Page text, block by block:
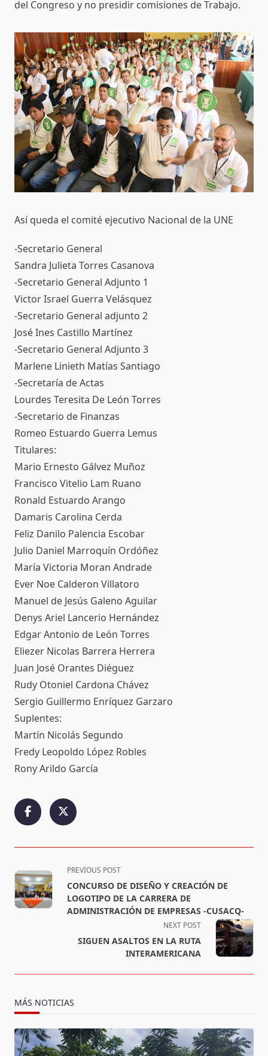
del Congreso y no presidir comisiones de Trabajo.
Así queda el comité ejecutivo Nacional de la UNE
-Secretario General
Sandra Julieta Torres Casanova
-Secretario General Adjunto 1
Victor Israel Guerra Velásquez
-Secretario General adjunto 2
José Ines Castillo Martínez
-Secretario General Adjunto 3
Marlene Linieth Matías Santiago
-Secretaría de Actas
Lourdes Teresita De León Torres
-Secretario de Finanzas
Romeo Estuardo Guerra Lemus
Titulares:
Mario Ernesto Gálvez Muñoz
Francisco Vitelio Lam Ruano
Ronald Estuardo Arango
Damaris Carolina Cerda
Feliz Danilo Palencia Escobar
Julio Daniel Marroquín Ordóñez
María Victoria Moran Andrade
Ever Noe Calderon Villatoro
Manuel de Jesús Galeno Aguilar
Denys Ariel Lancerio Hernández
Edgar Antonio de León Torres
Eliezer Nicolas Barrera Herrera
Juan José Orantes Diéguez
Rudy Otoniel Cardona Chávez
Sergio Guillermo Enríquez Garzaro
Suplentes:
Martín Nicolás Segundo
Fredy Leopoldo López Robles
Rony Arildo García
<span
class="nav-
subtitle
screen-
text">Page</span>
PREVIOUS POST
CONCURSO DE DISEÑO Y CREACIÓN DE
LOGOTIPO DE LA CARRERA DE
ADMINISTRACIÓN DE EMPRESAS -CUSACQ-
NEXT POST
SIGUEN ASALTOS EN LA RUTA
INTERAMERICANA
MÁS NOTICIAS